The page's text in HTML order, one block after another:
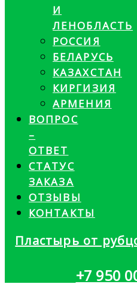
И
ЛЕНОБЛАСТЬ
РОССИЯ
БЕЛАРУСЬ
КАЗАХСТАН
КИРГИЗИЯ
АРМЕНИЯ
ВОПРОС
–
ОТВЕТ
СТАТУС
ЗАКАЗА
ОТЗЫВЫ
КОНТАКТЫ
Пластырь от
+7 950